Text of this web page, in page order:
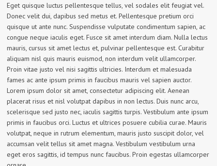
Eget quisque luctus pellentesque tellus, vel sodales elit feugiat vel.
Donec velit dui, dapibus sed metus et. Pellentesque pretium orci
quisque ut ante nunc. Suspendisse vulputate condimentum sapien, ac
congue neque iaculis eget. Fusce sit amet interdum diam. Nulla lectus
mauris, cursus sit amet lectus et, pulvinar pellentesque est. Curabitur
aliquam nisl quis mauris euismod, non interdum velit ullamcorper.
Proin vitae justo vel nisi sagittis ultricies. Interdum et malesuada
fames ac ante ipsum primis in faucibus mauris vel sapien auctor.
Lorem ipsum dolor sit amet, consectetur adipiscing elit. Aenean
placerat risus et nisl volutpat dapibus in non lectus. Duis nunc arcu,
scelerisque sed justo nec, iaculis sagittis turpis. Vestibulum ante ipsum
primis in faucibus orci. Luctus et ultrices posuere cubilia curae. Mauris
volutpat, neque in rutrum elementum, mauris justo suscipit dolor, vel
accumsan velit tellus sit amet magna. Vestibulum vestibulum urna
eget eros sagittis, id tempus nunc faucibus. Proin egestas ullamcorper